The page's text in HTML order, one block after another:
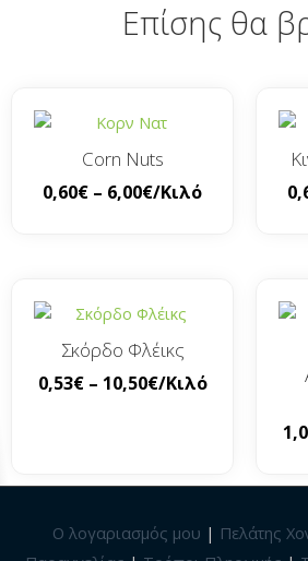
Επίσης θα
Corn Nuts
0,60€ – 6,00€/Κιλό
Σκόρδο Φλέικς
0,53€ – 10,50€/Κιλό
Ο λογαριασμός μου | Πελάτης